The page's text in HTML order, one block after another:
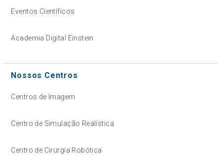
Eventos Científicos
Academia Digital Einstein
Nossos Centros
Centros de Imagem
Centro de Simulação Realística
Centro de Cirurgia Robótica